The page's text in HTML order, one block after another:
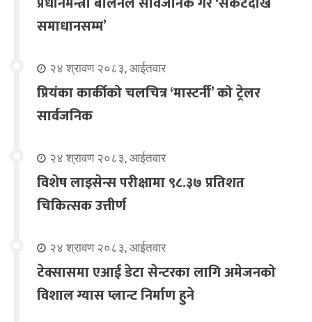
समाधानसम्म’
२४ श्रावण २०८३, आईतवार
प्रियंका कार्कीको चलचित्र ‘मास्टर्नी’ को ट्रेलर
सार्वजनिक
२४ श्रावण २०८३, आईतवार
विशेष लाइसेन्स परीक्षामा ९८.३७ प्रतिशत
चिकित्सक उत्तीर्ण
२४ श्रावण २०८३, आईतवार
टेक्सासमा एआई डेटा सेन्टरका लागि अमेजनको
विशाल ग्यास प्लान्ट निर्माण हुने